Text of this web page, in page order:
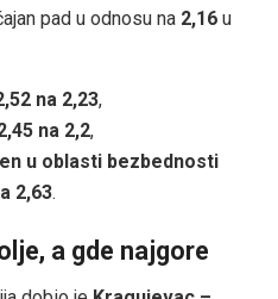
pad u odnosu na 2,16 u
na 2,23,
na 2,2,
u oblasti bezbednosti
2,63.
a gde najgore